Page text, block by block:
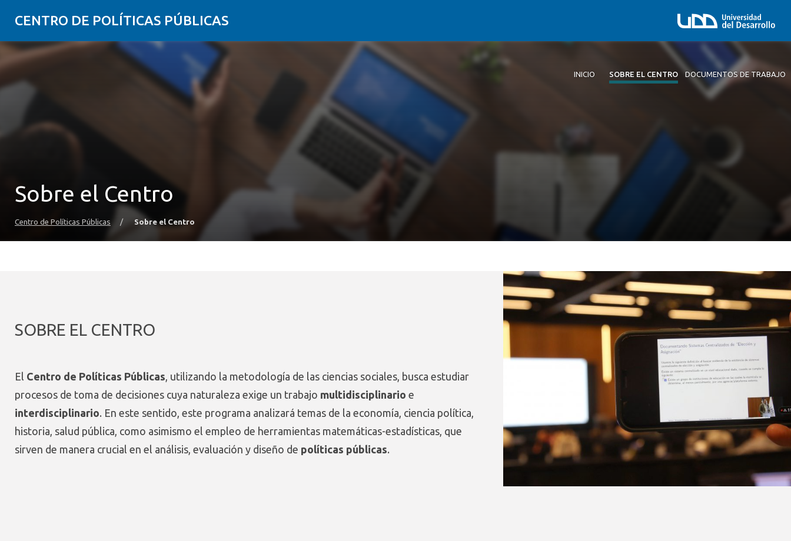
CENTRO DE POLÍTICAS PÚBLICAS
INICIO SOBRE EL CENTRO DOCUMENTOS DE TRABAJO
Sobre el Centro
Centro de Políticas Públicas / Sobre el Centro
SOBRE EL CENTRO
El Centro de Políticas Públicas, utilizando la metodología de las ciencias sociales, busca estudiar
procesos de toma de decisiones cuya naturaleza exige un trabajo multidisciplinario e
interdisciplinario. En este sentido, este programa analizará temas de la economía, ciencia política,
historia, salud pública, como asimismo el empleo de herramientas matemáticas-estadísticas, que
sirven de manera crucial en el análisis, evaluación y diseño de políticas públicas.